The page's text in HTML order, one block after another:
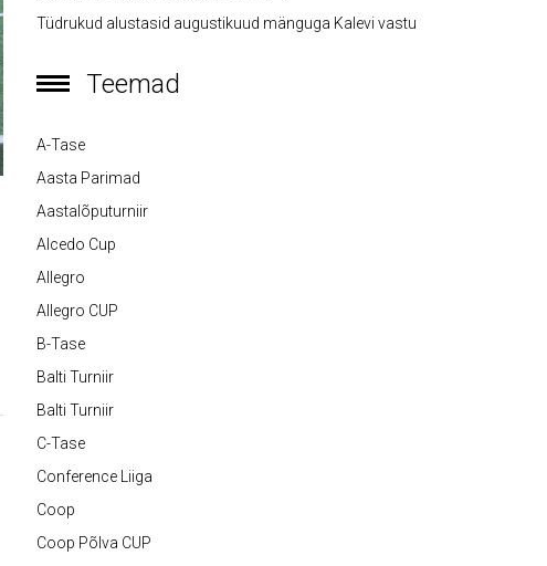
Tüdrukud alustasid augustikuud mänguga Kalevi vastu
Teemad
A-Tase
Aasta Parimad
Aastalõputurniir
Alcedo Cup
Allegro
Allegro CUP
B-Tase
Balti Turniir
Balti Turniir
C-Tase
Conference Liiga
Coop
Coop Põlva CUP